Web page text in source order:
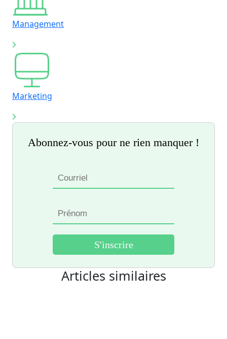
Management
Marketing
Abonnez-vous pour ne rien manquer !
Articles similaires